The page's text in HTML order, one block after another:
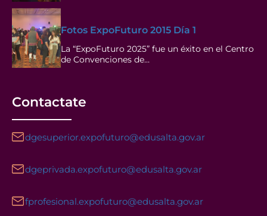
Fotos ExpoFuturo 2015 Día 1
La “ExpoFuturo 2025” fue un éxito en el Centro
de Convenciones de…
Contactate
dgesuperior.expofuturo@edusalta.gov.ar
dgeprivada.expofuturo@edusalta.gov.ar
fprofesional.expofuturo@edusalta.gov.ar